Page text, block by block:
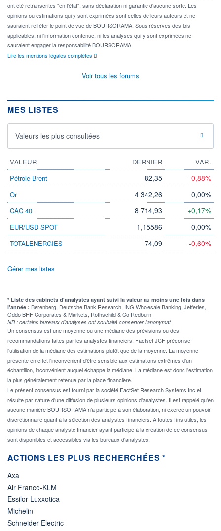
ont été retranscrites "en l'état", sans déclaration ni garantie d'aucune sorte. Les
opinions ou estimations qui y sont exprimées sont celles de leurs auteurs et ne
sauraient refléter le point de vue de BOURSORAMA. Sous réserves des lois
applicables, ni l'information contenue, ni les analyses qui y sont exprimées ne
sauraient engager la responsabilité BOURSORAMA.
Lire les mentions légales complètes
Voir tous les forums
MES LISTES
Valeurs les plus consultées
VALEUR DERNIER
VAR.
Pétrole Brent
82,35 -0,88%
Or 4 342,26 0,00%
CAC 40 8 714,93 +0,17%
EUR/USD SPOT 1,15586 0,00%
TOTALENERGIES 74,09 -0,60%
Gérer mes listes
* Liste des cabinets d'analystes ayant suivi la valeur au moins une fois dans
l'année : Berenberg, Deutsche Bank Research, ING Wholesale Banking, Jefferies,
Oddo BHF Corporates & Markets, Rothschild & Co Redburn
NB : certains bureaux d'analyses ont souhaité conserver l'anonymat
Un consensus est une moyenne ou une médiane des prévisions ou des
recommandations faites par les analystes financiers. Factset JCF préconise
l'utilisation de la médiane des estimations plutôt que de la moyenne. La moyenne
présente en effet l'inconvénient d'être sensible aux estimations extrêmes d'un
échantillon, inconvénient auquel échappe la médiane. La médiane est donc l'estimation
la plus généralement retenue par la place financière.
Le présent consensus est fourni par la société FactSet Research Systems Inc et
résulte par nature d'une diffusion de plusieurs opinions d'analystes. Il est rappelé qu'en
aucune manière BOURSORAMA n'a participé à son élaboration, ni exercé un pouvoir
discrétionnaire quant à la sélection des analystes financiers. A toutes fins utiles, les
opinions de chaque analyste financier ayant participé à la création de ce consensus
sont disponibles et accessibles via les bureaux d'analystes.
ACTIONS LES PLUS RECHERCHÉES *
Axa
Air France-KLM
Essilor Luxxotica
Michelin
Schneider Electric